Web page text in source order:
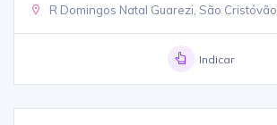
R Domingos Natal Guarezi, São Cristóvão
Indicar